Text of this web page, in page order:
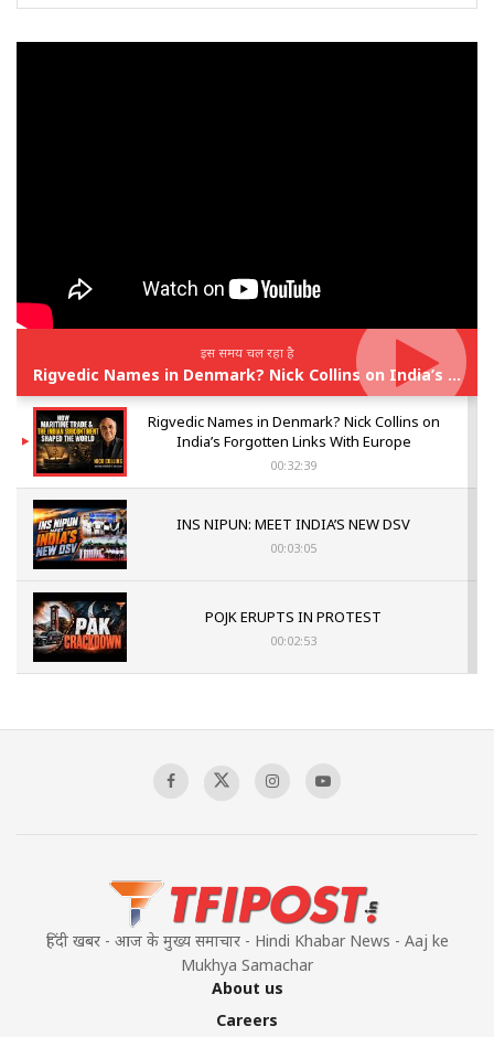
इस समय चल रहा है
Rigvedic Names in Denmark? Nick Collins on India’s Forgotten Links With Europe
Rigvedic Names in Denmark? Nick Collins on
India’s Forgotten Links With Europe
00:32:39
INS NIPUN: MEET INDIA’S NEW DSV
00:03:05
POJK ERUPTS IN PROTEST
00:02:53
Sagar
हिंदी खबर - आज के मुख्य समाचार - Hindi Khabar News - Aaj ke
Mukhya Samachar
About us
Careers